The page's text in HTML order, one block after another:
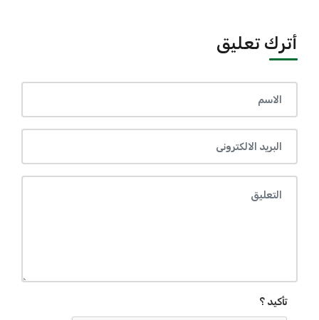
أترك تعليق
تأكيد ؟